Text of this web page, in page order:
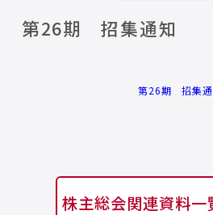
第26期 招集通知
第26期 招集通
株主総会関連資料一